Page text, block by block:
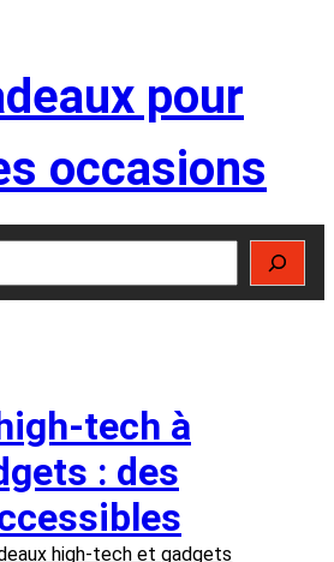
pour
occasions
tech à
: des
high-tech et gadgets